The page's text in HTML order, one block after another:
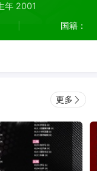
年 2001
国籍：
更多